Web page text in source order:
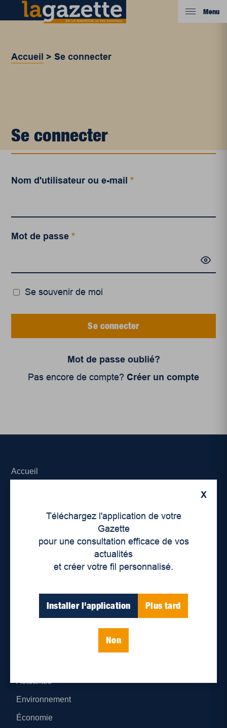
Menu
Accueil >Se connecter
Se connecter
Nom d'utilisateur ou e-mail*
Mot de passe*
Se souvenir de moi
Se connecter
Mot de passe oublié?
Pas encore de compte? Créer un compte
X
Téléchargez l'application de votre
Gazette
pour une consultation efficace de vos
actualités
et créer votre fil personnalisé.
Installer l'application Plus tard
Non
Accueil
Déontologie et confidentialité
Devenir partenaire
Lieux de distribution
Nous joindre
Parutions numériques
Actualités
Environnement
Économie